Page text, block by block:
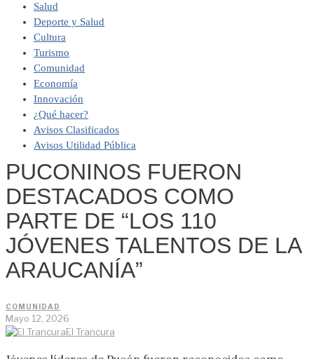
Salud
Deporte y Salud
Cultura
Turismo
Comunidad
Economía
Innovación
¿Qué hacer?
Avisos Clasificados
Avisos Utilidad Pública
PUCONINOS FUERON
DESTACADOS COMO
PARTE DE “LOS 110
JÓVENES TALENTOS DE LA
ARAUCANÍA”
COMUNIDAD
Mayo 12, 2026
El Trancura